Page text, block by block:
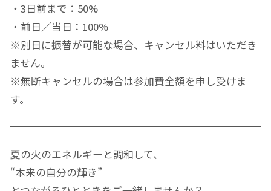
・3日前まで：50%
・前日／当日：100%
※別日に振替が可能な場合、キャンセル料はいただき
ません。
※無断キャンセルの場合は参加費全額を申し受けま
す。
夏の火のエネルギーと調和して、
“本来の自分の輝き”